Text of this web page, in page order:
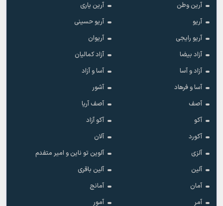
آرین وطن
آرین یاری
آریو
آریو حسینی
آریو رایجی
آریوان
آزاد بیضا
آزاد کمالیان
آزاد و آسا
آسا و آزاد
آسا و فرهاد
آشور
آصف
آصف آریا
آکو
آکو آزاد
آکورد
آلان
آلزی
آلوین تو ناین و امیر متفدم
آلین
آلین باقری
آمان
آمانج
آمر
آمور